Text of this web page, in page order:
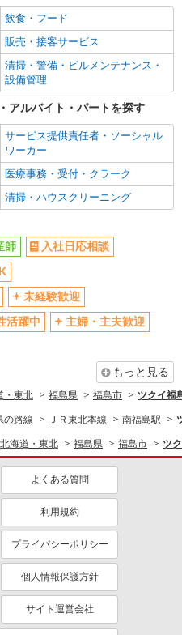
飲食・フード
販売・接客サービス
清掃・警備・ビルメンテナンス・
設備管理
アルバイト・パートを探す
サービス提供責任者・ソーシャル
ワーカー
医療事務・受付・クラーク
清掃・ハウスクリーニング
師
入社日応相談
未経験歓迎
活躍中
主婦・主夫歓迎
もっと見る
・東北 福島県 福島市 ツクイ福
の路線 ＪＲ東北本線 南福島駅
北海道・東北 福島県 福島市 ツ
よくある質問
利用規約
プライバシーポリシー
個人情報保護方針
サイト運営会社